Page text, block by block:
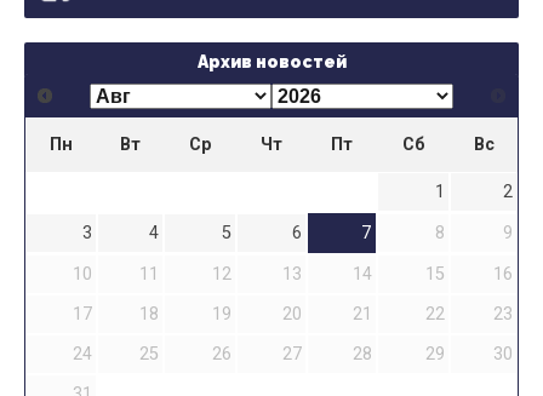
Архив новостей
Пн Вт Ср Чт Пт Сб Вс
1
2
3
4 5 6 7 8
9
10
11 12 13 14 15
16
17
18 19 20 21 22
23
24
25 26 27 28 29
30